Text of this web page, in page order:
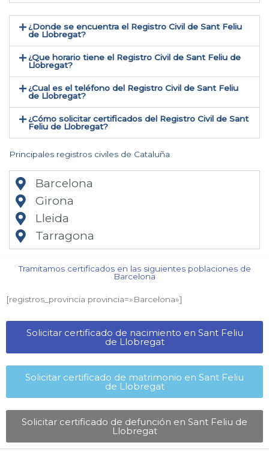
¿Donde se encuentra el Registro Civil de Sant Feliu
de Llobregat​?
¿Que horario tiene el Registro Civil de Sant Feliu de
Llobregat?
¿Cual es el teléfono del Registro Civil de Sant Feliu
de Llobregat​?
¿Cómo solicitar certificados del Registro Civil de Sant
Feliu de Llobregat​?
Principales registros civiles de Cataluña
Barcelona
Girona
Lleida
Tarragona
Tramitamos certificados en las siguientes poblaciones de
Barcelona​
[registros_provincia provincia=»Barcelona​»]
Solicitar certificado de nacimiento en Sant Feliu
de Llobregat​
Solicitar certificado de matrimonio en Sant Feliu
de Llobregat​
Solicitar certificado de defunción en Sant Feliu de
Llobregat​